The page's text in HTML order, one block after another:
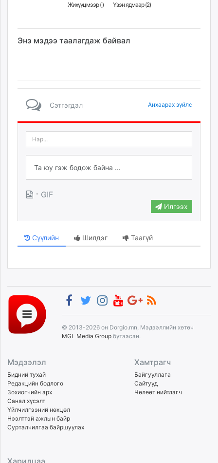
Жихүүцмээр () Үзэн ядмаар (2)
Энэ мэдээ таалагдаж байвал
Сэтгэгдэл Анхаарах зүйлс
· GIF
Илгээх
Сүүлийн Шилдэг Таагүй
© 2013-2026 он Dorgio.mn, Мэдээллийн хөтөч
MGL Media Group бүтээсэн.
Мэдээлэл
Бидний тухай
Редакцийн бодлого
Зохиогчийн эрх
Санал хүсэлт
Үйлчилгээний нөхцөл
Нээлттэй ажлын байр
Сурталчилгаа байршуулах
Хамтрагч
Байгууллага
Сайтууд
Чөлөөт нийтлэгч
Харилцаа